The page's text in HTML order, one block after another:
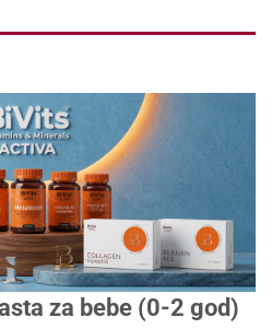
za bebe (0-2 god)